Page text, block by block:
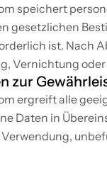
speichert
gesetzlichen
ist. Nach
Vernichtung
zur
ergreift alle
Daten in